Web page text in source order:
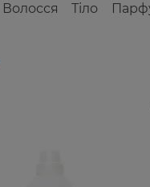
Волосся Тіло